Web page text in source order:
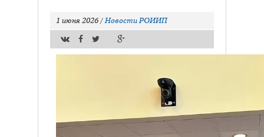
1 июня 2026 /Новости РОИИП